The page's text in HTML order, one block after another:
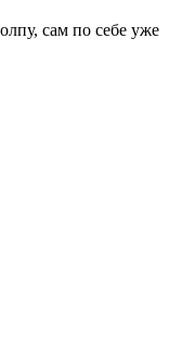
сам по себе уже